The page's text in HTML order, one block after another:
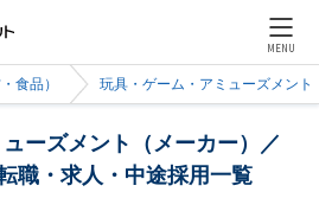
MENU
食品） 玩具・ゲーム・アミューズメント
ーズメント（メーカー）／
職・求人・中途採用一覧